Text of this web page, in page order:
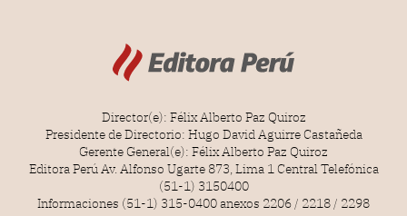
Director(e): Félix Alberto Paz Quiroz
Presidente de Directorio: Hugo David Aguirre Castañeda
Gerente General(e): Félix Alberto Paz Quiroz
Editora Perú Av. Alfonso Ugarte 873, Lima 1 Central Telefónica
(51-1) 3150400
Informaciones (51-1) 315-0400 anexos 2206 / 2218 / 2298